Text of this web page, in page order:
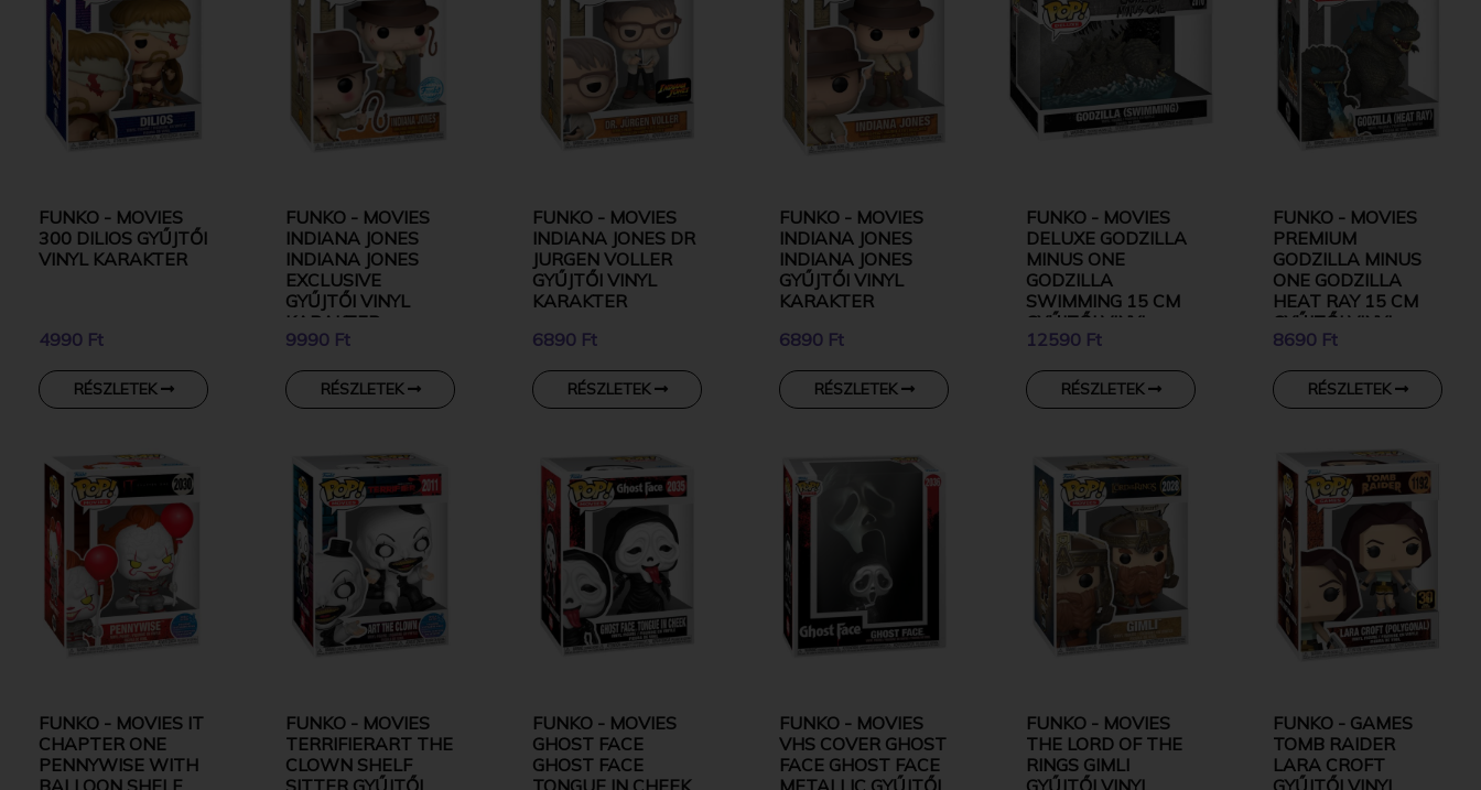
FUNKO - MOVIES
300 DILIOS GYŰJTŐI
VINYL KARAKTER
4990 Ft
RÉSZLETEK
FUNKO - MOVIES
INDIANA JONES
INDIANA JONES
EXCLUSIVE
GYŰJTŐI VINYL
KARAKTER
9990 Ft
RÉSZLETEK
FUNKO - MOVIES
INDIANA JONES DR
JURGEN VOLLER
GYŰJTŐI VINYL
KARAKTER
6890 Ft
RÉSZLETEK
FUNKO - MOVIES
INDIANA JONES
INDIANA JONES
GYŰJTŐI VINYL
KARAKTER
6890 Ft
RÉSZLETEK
FUNKO - MOVIES
DELUXE GODZILLA
MINUS ONE
GODZILLA
SWIMMING 15 CM
GYŰJTŐI VINYL
KARAKTER
12590 Ft
RÉSZLETEK
FUNKO - MOVIES
PREMIUM
GODZILLA MINUS
ONE GODZILLA
HEAT RAY 15 CM
GYŰJTŐI VINYL
KARAKTER
8690 Ft
RÉSZLETEK
FUNKO - MOVIES IT
CHAPTER ONE
PENNYWISE WITH
BALLOON SHELF
FUNKO - MOVIES
TERRIFIERART THE
CLOWN SHELF
SITTER GYŰJTŐI
FUNKO - MOVIES
GHOST FACE
GHOST FACE
TONGUE IN CHEEK
FUNKO - MOVIES
VHS COVER GHOST
FACE GHOST FACE
METALLIC GYŰJTŐI
FUNKO - MOVIES
THE LORD OF THE
RINGS GIMLI
GYŰJTŐI VINYL
FUNKO - GAMES
TOMB RAIDER
LARA CROFT
GYŰJTŐI VINYL